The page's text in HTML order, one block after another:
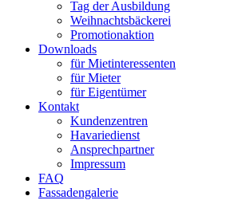
Tag der Ausbildung
Weihnachtsbäckerei
Promotionaktion
Downloads
für Mietinteressenten
für Mieter
für Eigentümer
Kontakt
Kundenzentren
Havariedienst
Ansprechpartner
Impressum
FAQ
Fassadengalerie